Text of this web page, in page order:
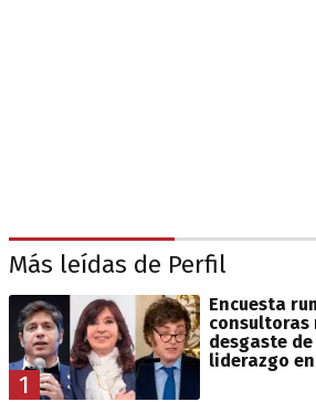
Más leídas de Perfil
1
Encuesta
consultoras
desgaste
liderazgo